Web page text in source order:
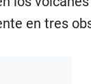
en tres